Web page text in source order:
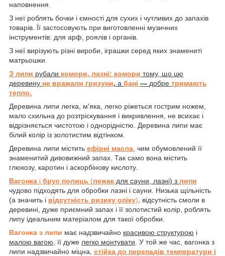
наповнення.
З неї роблять бочки і ємності для сухих і чутливих до запахів
товарів. Її застосовують при виготовленні музичних
інструментів: для арф, роялів і органів.
З неї вирізують різні вироби, іграшки серед яких знамениті
матрьошки.
З липи рубали комори, лазні: комори тому, що цю
деревину не вражали гризуни, а бані — добре тримають
тепло.
Деревина липи легка, м'яка, легко ріжеться гострим ножем,
мало схильна до розтріскування і викривлення, не всихає і
відрізняється чистотою і однорідністю. Деревина липи має
білий колір із золотистим відтінком.
Деревина липи містить ефірні масла , чим обумовлений її
знаменитий дивовижний запах. Так само вона містить
глюкозу, каротин і аскорбінову кислоту.
Вагонка і брус полиць (лежак для сауни, лазні) з липи
чудово підходять для обробки лазні і сауни. Низька щільність
(а значить і відсутність ризику опіку) , відсутність смоли в
деревині, дуже приємний запах і її золотистий колір, роблять
липу ідеальним матеріалом для такої обробки.
Вагонка з липи має надзвичайно красивою структурою і
малою вагою , її дуже легко монтувати . У той же час, вагонка з
липи надзвичайно міцна, стійка до перепадів температури і